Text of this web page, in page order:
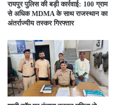
रायपुर पुलिस की बड़ी कार्रवाई: 100 ग्राम
से अधिक MDMA के साथ राजस्थान का
अंतर्राज्यीय तस्कर गिरफ्तार